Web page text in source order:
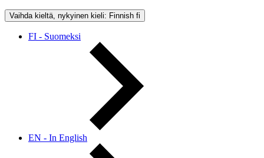
Vaihda kieltä, nykyinen kieli: Finnish fi
FI - Suomeksi
EN - In English